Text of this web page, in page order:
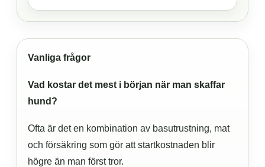
Vanliga frågor
Vad kostar det mest i början när man skaffar
hund?
Ofta är det en kombination av basutrustning, mat
och försäkring som gör att startkostnaden blir
högre än man först tror.